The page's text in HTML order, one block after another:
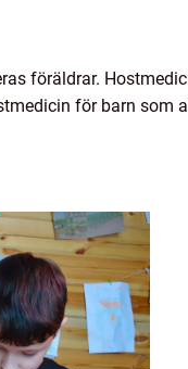
föräldrar.
för barn som